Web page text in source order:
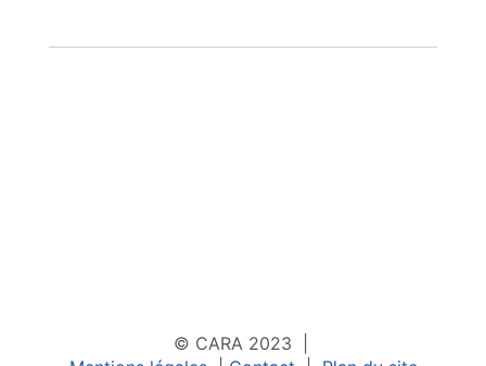
© CARA 2023 |